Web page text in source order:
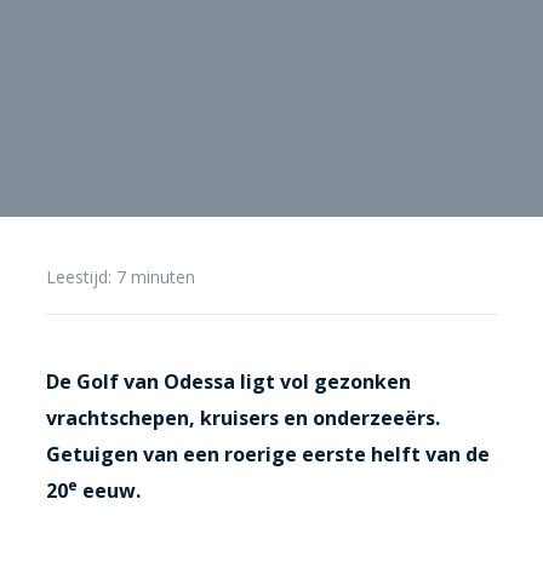
Leestijd: 7 minuten
De Golf van Odessa ligt vol gezonken
vrachtschepen, kruisers en onderzeeërs.
Getuigen van een roerige eerste helft van de
20e eeuw.